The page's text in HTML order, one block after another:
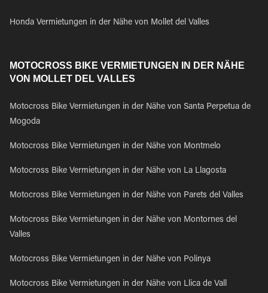
Honda Vermietungen in der Nähe von Mollet del Valles
MOTOCROSS BIKE VERMIETUNGEN IN DER NÄHE
VON MOLLET DEL VALLES
Motocross Bike Vermietungen in der Nähe von Santa Perpetua de
Mogoda
Motocross Bike Vermietungen in der Nähe von Montmelo
Motocross Bike Vermietungen in der Nähe von La Llagosta
Motocross Bike Vermietungen in der Nähe von Parets del Valles
Motocross Bike Vermietungen in der Nähe von Montornes del
Valles
Motocross Bike Vermietungen in der Nähe von Polinya
Motocross Bike Vermietungen in der Nähe von Llica de Vall